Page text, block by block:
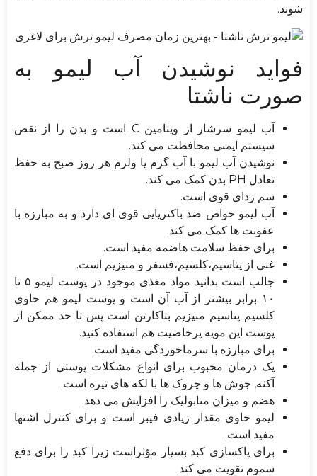
شوند.
فواید نوشیدن آب لیمو به
صورت ناشتا
آب لیمو سرشار از ویتامین C است و بدن را از نقص
سیستم ایمنی محافظت می کند.
نوشیدن آب لیمو با آب گرم یا ولرم هر روز صبح به حفظ
تعادل PH بدن کمک می کند.
سم زدای قوی است.
آب لیمو خواص ضد باکتریایی قوی ای دارد و به مبارزه با
عفونت ها کمک می کند.
برای حفظ سلامت هاضمه مفید است.
غنی از پتاسیم،کلسیم،فسفر و منیزیم است.
جالب است بدانید مواد مغذی موجود در پوست لیمو ۵ تا
۱۰ برابر بیشتر از آب آن است و پوست لیمو هم حاوی
کلسیم پتاسیم منیزیم بتاکارتن است پس تا حد ممکن از
پوست این مویه پرخاصیت هم استفاده کنید.
برای مبارزه با سرماخوردگی مفید است.
یک درمان محبوب برای انواع مشکلات پوستی از جمله
آکنه, جوش ها و چروک ها با لکه های تیره است.
هضم و میزان متابولیک را افزایش می دهد.
لیمو حاوی مقدار زیادی فیبر است و برای کنترل اشتها
مفید است.
برای پاکسازی کبد بسیار مؤثراست زیرا کبد را برای دفع
سموم تقویت می کند.